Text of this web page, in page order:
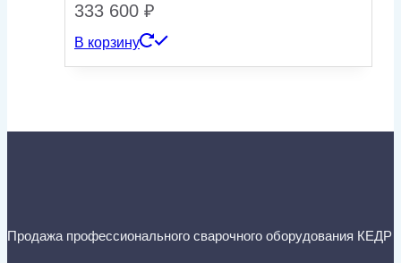
333 600 ₽
В корзину
Продажа профессионального сварочного оборудования КЕДР